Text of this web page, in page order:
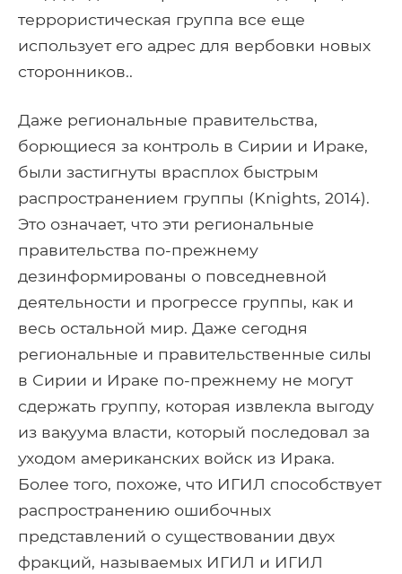
террористическая группа все еще
использует его адрес для вербовки новых
сторонников..
Даже региональные правительства,
борющиеся за контроль в Сирии и Ираке,
были застигнуты врасплох быстрым
распространением группы (Knights, 2014).
Это означает, что эти региональные
правительства по-прежнему
дезинформированы о повседневной
деятельности и прогрессе группы, как и
весь остальной мир. Даже сегодня
региональные и правительственные силы
в Сирии и Ираке по-прежнему не могут
сдержать группу, которая извлекла выгоду
из вакуума власти, который последовал за
уходом американских войск из Ирака.
Более того, похоже, что ИГИЛ способствует
распространению ошибочных
представлений о существовании двух
фракций, называемых ИГИЛ и ИГИЛ